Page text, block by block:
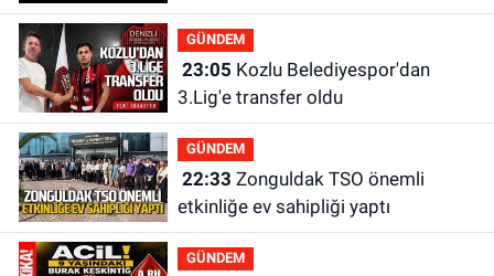
GÜNDEM
23:05
3.Lig'e transfer oldu
GÜNDEM
22:33
etkinliğe ev sahipliği yaptı
GÜNDEM